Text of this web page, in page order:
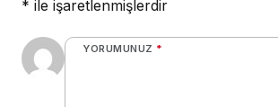
* ile işaretlenmişlerdir
YORUMUNUZ *